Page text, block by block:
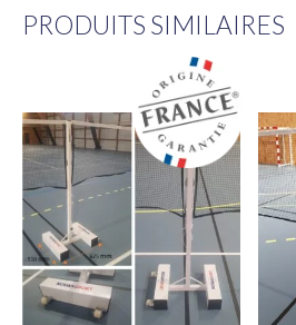
PRODUITS SIMILAIRES